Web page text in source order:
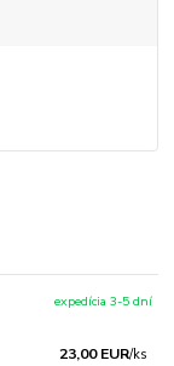
23,00 EUR/ks
expedícia 3-5 dní